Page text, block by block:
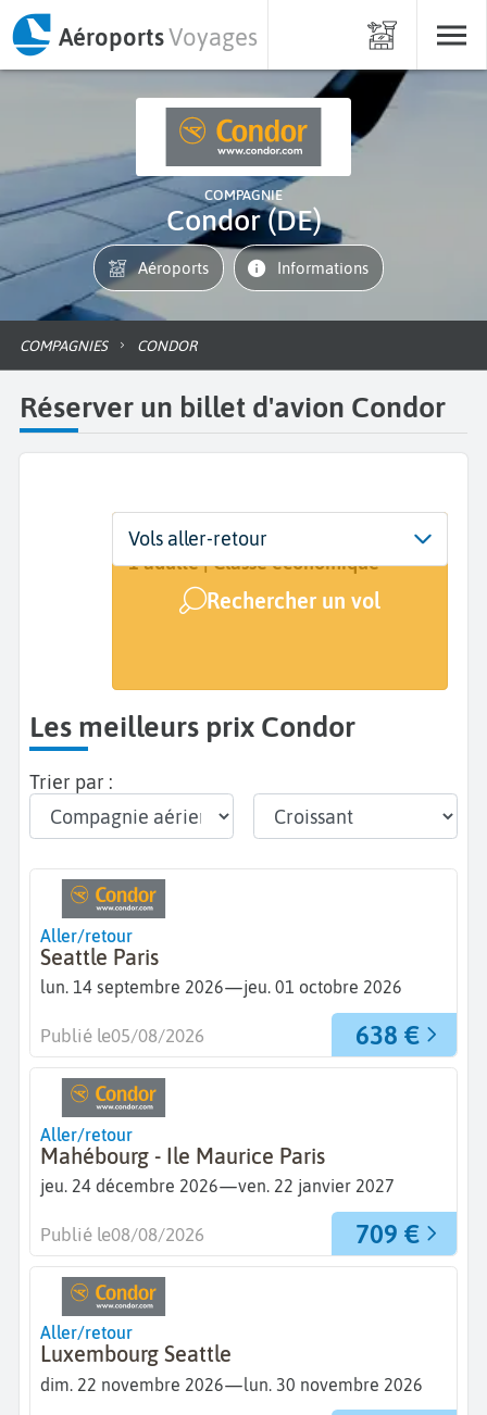
AéroportsVoyages
COMPAGNIE
Condor (DE)
Aéroports informations
COMPAGNIES CONDOR
Réserver un billet d'avion Condor
Départ
De...
Dates
Dates de votre voyage
Voyageurs | Classe
1 adulte | Classe économique
Rechercher un vol
Vols aller-retour
Les meilleurs prix Condor
Trier par :
Aller/retour
Seattle Paris
lun. 14 septembre 2026—jeu. 01 octobre 2026
638 €
Publié le05/08/2026
Aller/retour
Mahébourg - Ile Maurice Paris
jeu. 24 décembre 2026—ven. 22 janvier 2027
709 €
Publié le08/08/2026
Aller/retour
Luxembourg Seattle
dim. 22 novembre 2026—lun. 30 novembre 2026